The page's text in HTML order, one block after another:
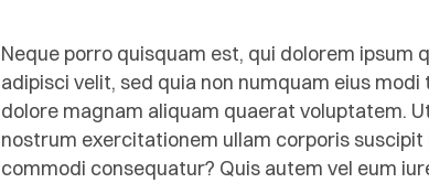
Neque porro quisquam est, qui dolorem ipsum
adipisci velit, sed quia non numquam eius
dolore magnam aliquam quaerat voluptatem.
nostrum exercitationem ullam corporis suscipit
commodi consequatur? Quis autem vel eum